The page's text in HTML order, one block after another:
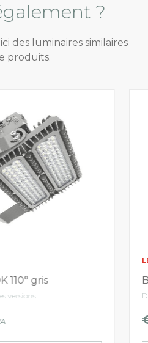
?
des luminaires similaires
produits.
110° gris
versions